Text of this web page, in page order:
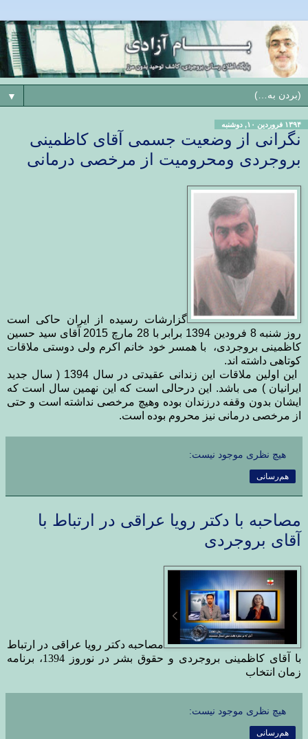
▼
۱۳۹۴ فروردین ۱۰, دوشنبه
نگرانی از وضعیت جسمی آقای کاظمینی
بروجردی ومحرومیت از مرخصی درمانی
گزارشات رسیده از ایران حاکی است
روز شنبه 8 فرودین 1394 برابر با 28 مارچ 2015 آقای سید حسین
کاظمینی بروجردی، با همسر خود خانم اکرم ولی دوستی ملاقات
کوتاهی داشته اند.
این اولین ملاقات این زندانی عقیدتی در سال 1394 ( سال جدید
ایرانیان ) می باشد. این درحالی است که این نهمین سال است که
ایشان بدون وقفه درزندان بوده وهیچ مرخصی نداشته است و حتی
از مرخصی درمانی نیز محروم بوده است.
هیچ نظری موجود نیست:
هم‌رسانی
مصاحبه با دکتر رویا عراقی در ارتباط با
آقای بروجردی
مصاحبه دکتر رویا عراقی در ارتباط
با آقای کاظمینی بروجردی
و حقوق بشر در نوروز 1394، برنامه
زمان انتخاب
هیچ نظری موجود نیست:
هم‌رسانی